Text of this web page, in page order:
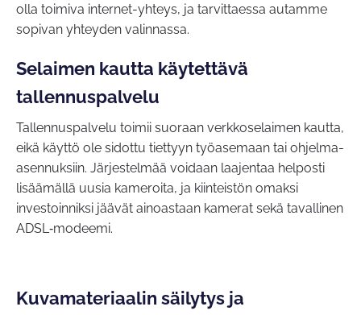
olla toimiva internet-yhteys, ja tarvittaessa autamme
sopivan yhteyden valinnassa.
Selaimen kautta käytettävä
tallennuspalvelu
Tallennuspalvelu toimii suoraan verkkoselaimen kautta,
eikä käyttö ole sidottu tiettyyn työasemaan tai ohjelma-
asennuksiin. Järjestelmää voidaan laajentaa helposti
lisäämällä uusia kameroita, ja kiinteistön omaksi
investoinniksi jäävät ainoastaan kamerat sekä tavallinen
ADSL‑modeemi.
Kuvamateriaalin säilytys ja